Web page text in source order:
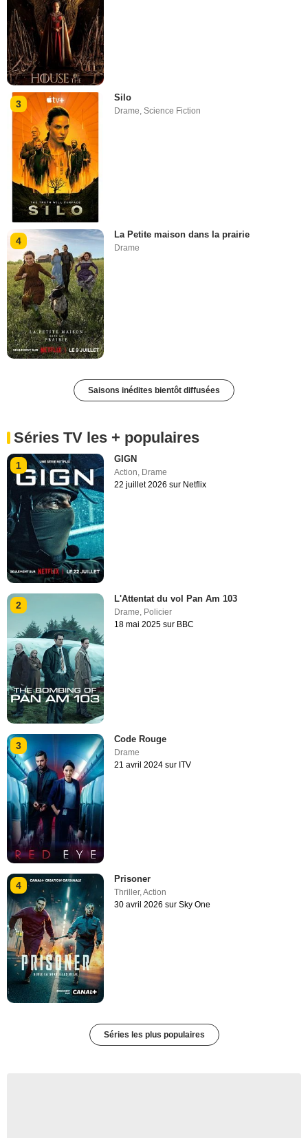
3
Silo
Drame,Science Fiction
4
La Petite maison dans la prairie
Drame
Saisons inédites bientôt diffusées
Séries TV les + populaires
1
GIGN
Action, Drame
22 juillet 2026 sur Netflix
2
L'Attentat du vol Pan Am 103
Drame, Policier
18 mai 2025 sur BBC
3
Code Rouge
Drame
21 avril 2024 sur ITV
4
Prisoner
Thriller,Action
30 avril 2026 sur Sky One
Séries les plus populaires